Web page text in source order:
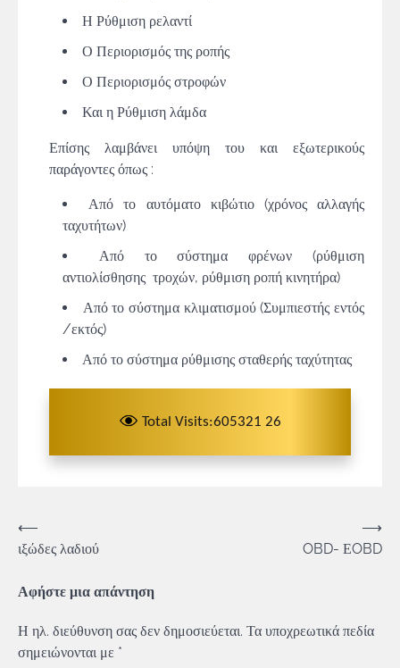
Η Ρύθμιση ρελαντί
Ο Περιορισμός της ροπής
Ο Περιορισμός στροφών
Και η Ρύθμιση λάμδα
Επίσης λαμβάνει υπόψη του και εξωτερικούς
παράγοντες όπως :
Από το αυτόματο κιβώτιο (χρόνος αλλαγής
ταχυτήτων)
Από το σύστημα φρένων (ρύθμιση
αντιολίσθησης τροχών, ρύθμιση ροπή κινητήρα)
Από το σύστημα κλιματισμού (Συμπιεστής εντός
/εκτός)
Από το σύστημα ρύθμισης σταθερής ταχύτητας
Total Visits:605321 26
Πλοήγηση
άρθρων
⟵
ιξώδες λαδιού
OBD- ΕOBD
⟶
Αφήστε μια απάντηση
Η ηλ. διεύθυνση σας δεν δημοσιεύεται. Τα υποχρεωτικά πεδία
σημειώνονται με *